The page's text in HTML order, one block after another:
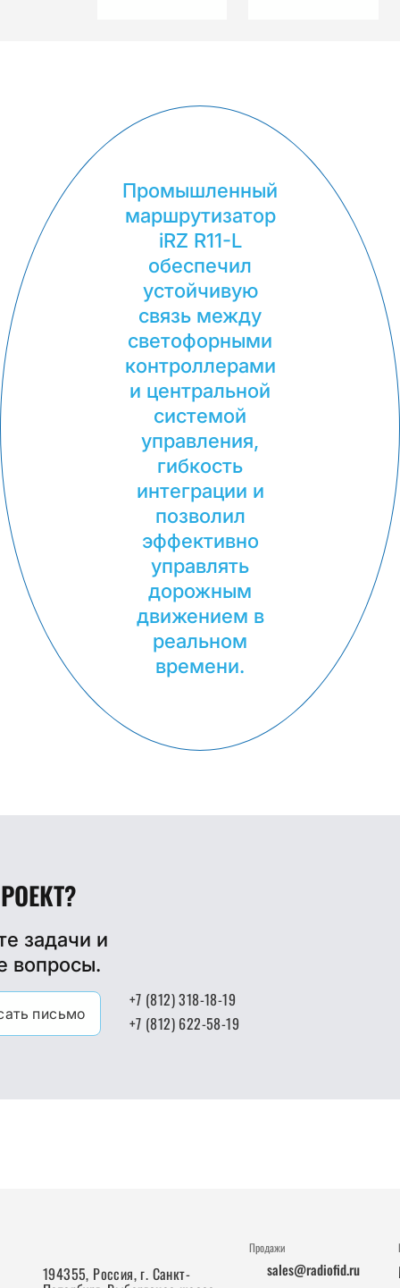
Промышленный
маршрутизатор
iRZ R11-L
обеспечил
устойчивую
связь между
светофорными
контроллерами
и центральной
системой
управления,
гибкость
интеграции и
позволил
эффективно
управлять
дорожным
движением в
реальном
времени.
задачи и
вопросы.
письмо
+7 (812) 318-18-19
+7 (812) 622-58-19
194355, Россия, г. Санкт-
Продажи
sales@radiofid.ru